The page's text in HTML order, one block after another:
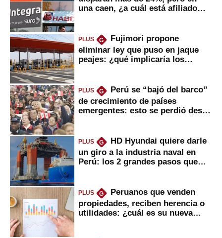
una caen, ¿a cuál está afiliado
PLUS G
Fujimori propone
eliminar ley que puso en jaque
peajes: ¿qué implicaría los
PLUS G
Perú se “bajó del barco”
de crecimiento de países
emergentes: esto se perdió desde
PLUS G
HD Hyundai quiere darle
un giro a la industria naval en
Perú: los 2 grandes pasos que
PLUS G
Peruanos que venden
propiedades, reciben herencia o
utilidades: ¿cuál es su nueva